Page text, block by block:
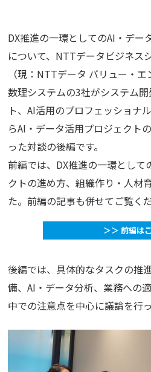
DX推進の一環としてのAI・デー
について、NTTデータビジネス
（現：NTTデータ バリュー・
数理システムの3社がシステム
ト、AI活用のプロフェッショナ
らAI・データ活用プロジェクト
った対談の後編です。
前編では、DX推進の一環として
クトの進め方、組織作り・人材
た。前編の記事も併せてご覧くだ
＞＞ 前編は
後編では、具体的なタスクの推
備、AI・データ分析、業務への
中での注意点を中心に議論を行